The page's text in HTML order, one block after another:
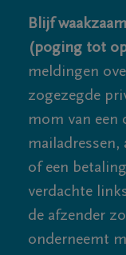
Blijf
(poging tot
meldingen
zogezegde
mom van een
mailadressen,
of een
verdachte
de afzender
onderneemt